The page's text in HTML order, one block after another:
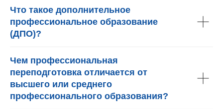
Что такое дополнительное
профессиональное образование
(ДПО)?
Чем профессиональная
переподготовка отличается от
высшего или среднего
профессионального образования?